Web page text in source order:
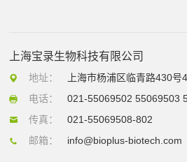
上海宝录生物科技有限公司
地址：
上海市杨浦区临青路430号
电话：
021-55069502 55069503
传真：
021-55069508-802
邮箱：
info@bioplus-biotech.com